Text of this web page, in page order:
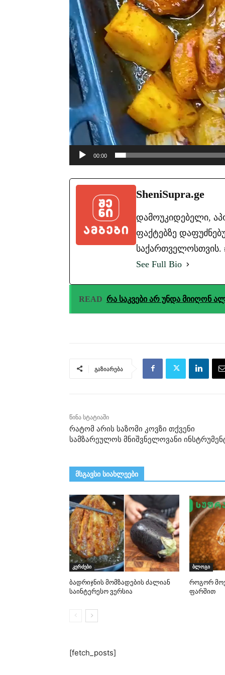
00:00
SheniSupra.ge
დამოუკიდებელი,
ფაქტებზე
საქართველოსთვის.
See Full Bio
READ რა საკვები არ უნდა მიიღონ
გაზიარება
წინა სტატიაში
რატომ არის საზომი კოვზი თქვენი
სამზარეულოს მნიშვნელოვანი
მსგავსი სიახლეები
კერძები
ბადრიჯნის მომზადების ძალიან
საინტერესო ვერსია
ბლოგი
როგორ
ფარშით
[fetch_posts]